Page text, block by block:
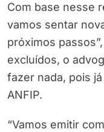
Com base nesse
vamos sentar
próximos
excluídos, o
fazer nada, pois
ANFIP.
“Vamos emitir